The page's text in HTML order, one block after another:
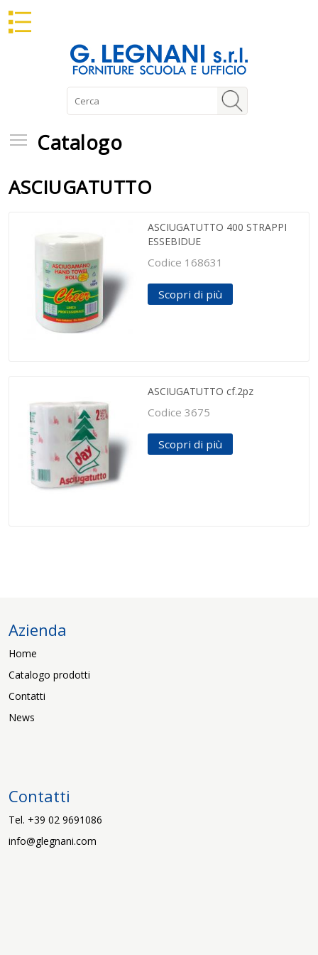
Catalogo
Catalogo
ASCIUGATUTTO
ASCIUGATUTTO 400 STRAPPI
ESSEBIDUE
Codice 168631
Scopri di più
ASCIUGATUTTO cf.2pz
Codice 3675
Scopri di più
Azienda
Home
Catalogo prodotti
Contatti
News
Contatti
Tel. +39 02 9691086
info@glegnani.com